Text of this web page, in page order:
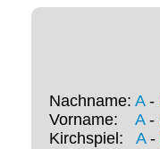
Nachname: A-
Vorname: A-
Kirchspiel: A-